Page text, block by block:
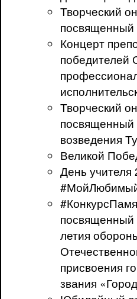
Творческий
Концерт
победителей
Творческий
посвященный
возведения
Великой
День учителя
посвященный
летия
присвоения
звания